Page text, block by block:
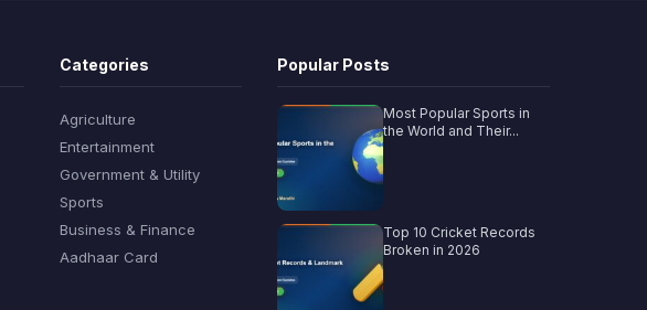
Categories
Agriculture
Entertainment
Government & Utility
Sports
Business & Finance
Aadhaar Card
Popular Posts
Most Popular Sports in
the World and Their...
Top 10 Cricket Records
Broken in 2026